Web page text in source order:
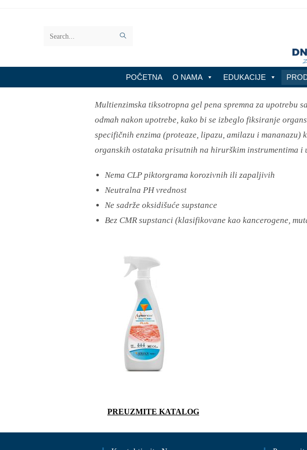
Search
POČETNA O NAMA EDUKACIJE
Multienzimska tiksotropna gel pena spremna za upotrebu
odmah nakon upotrebe, kako bi se izbeglo fiksiranje
specifičnih enzima (proteaze, lipazu, amilazu i
organskih ostataka prisutnih na hirurškim instrumentima i
Nema CLP piktorgrama korozivnih ili zapaljivih
Neutralna PH vrednost
Ne sadrže oksidišuće supstance
Bez CMR supstanci (klasifikovane kao kancerogene,
PREUZMITE KATALOG